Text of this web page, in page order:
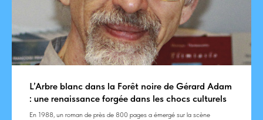
L’Arbre blanc dans la Forêt noire de Gérard Adam
: une renaissance forgée dans les chocs culturels
En 1988, un roman de près de 800 pages a émergé sur la scène